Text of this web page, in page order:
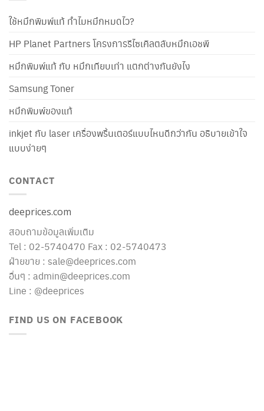
ใช้หมึกพิมพ์แท้ ทำไมหมึกหมดไว?
HP Planet Partners โครงการรีไซเคิลตลับหมึกเอชพี
หมึกพิมพ์แท้ กับ หมึกเทียบเท่า แตกต่างกันยังไง
Samsung Toner
หมึกพิมพ์ของแท้
inkjet กับ laser เครื่องพริ้นเตอร์แบบไหนดีกว่ากัน อธิบายเข้าใจ
แบบง่ายๆ
CONTACT
deeprices.com
สอบถามข้อมูลเพิ่มเติม
Tel : 02-5740470 Fax : 02-5740473
ฝ่ายขาย : sale@deeprices.com
อื่นๆ : admin@deeprices.com
Line : @deeprices
FIND US ON FACEBOOK